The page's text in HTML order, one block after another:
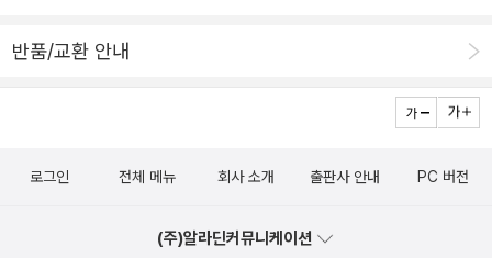
다 근원적인 시각에서 생각해보자. 그래야만 우리가 추구해야 할 자
본주의의 미래를 제대로 구상해볼 수 있다.
는 새로운 자본주의 찾기에 바쁘다. 이윤을 위해서라면 지옥 끝까지
좇아가는 자본주의가 아닌, 인간의 얼굴을 한 따뜻한 자본주의의 새
모델을 찾고 있는 것이다.<경제학을 리콜하라>의 이정전 서울대 교
'시장 경제의 정의'와 사회 지도층에 대한 날카로운 문제의식이 돋보
이들에게 시장에서 일어나는 일을 정의의 관점에서 풀어 강의하듯 설
누구가와 이야기하면서 그 사람과 소통이 된다고 느낀 순간이 있다.
다 앞선 느낌을 지니고 싶을 때 이 책을 읽으면 좋을 것 같다. 나에게
자신감을 회복할 수 있지 않을까 싶다.
반품/교환 안내
로그인 전체 메뉴 회사 소개 출판사 안내 PC 버전
(주)알라딘커뮤니케이션